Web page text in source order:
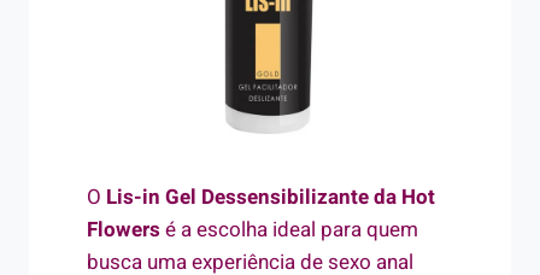
O Lis-in Gel Dessensibilizante da Hot
Flowers é a escolha ideal para quem
busca uma experiência de sexo anal